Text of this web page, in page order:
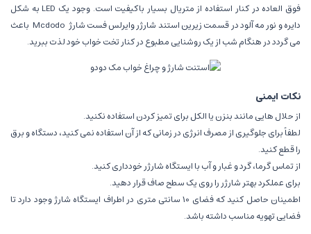
فوق العاده در کنار استفاده از متریال بسیار باکیفیت است. وجود یک LED به شکل
دایره و نور مه آلود در قسمت زیرین استند شارژر وایرلس فست شارژ Mcdodo باعث
می گردد در هنگام شب از یک روشنایی مطبوع در کنار تخت خواب خود لذت ببرید.
نکات ایمنی
از حلال هایی مانند بنزن یا الکل برای تمیز کردن استفاده نکنید.
لطفاً برای جلوگیری از مصرف انرژی در زمانی که از آن استفاده نمی کنید، دستگاه و برق
را قطع کنید.
از تماس گرما، گرد و غبار و آب با ایستگاه شارژر خودداری کنید.
برای عملکرد بهتر شارژر را روی یک سطح صاف قرار دهید.
اطمینان حاصل کنید که فضای 10 سانتی متری در اطراف ایستگاه شارژ وجود دارد تا
فضایی تهویه مناسب داشته باشد.